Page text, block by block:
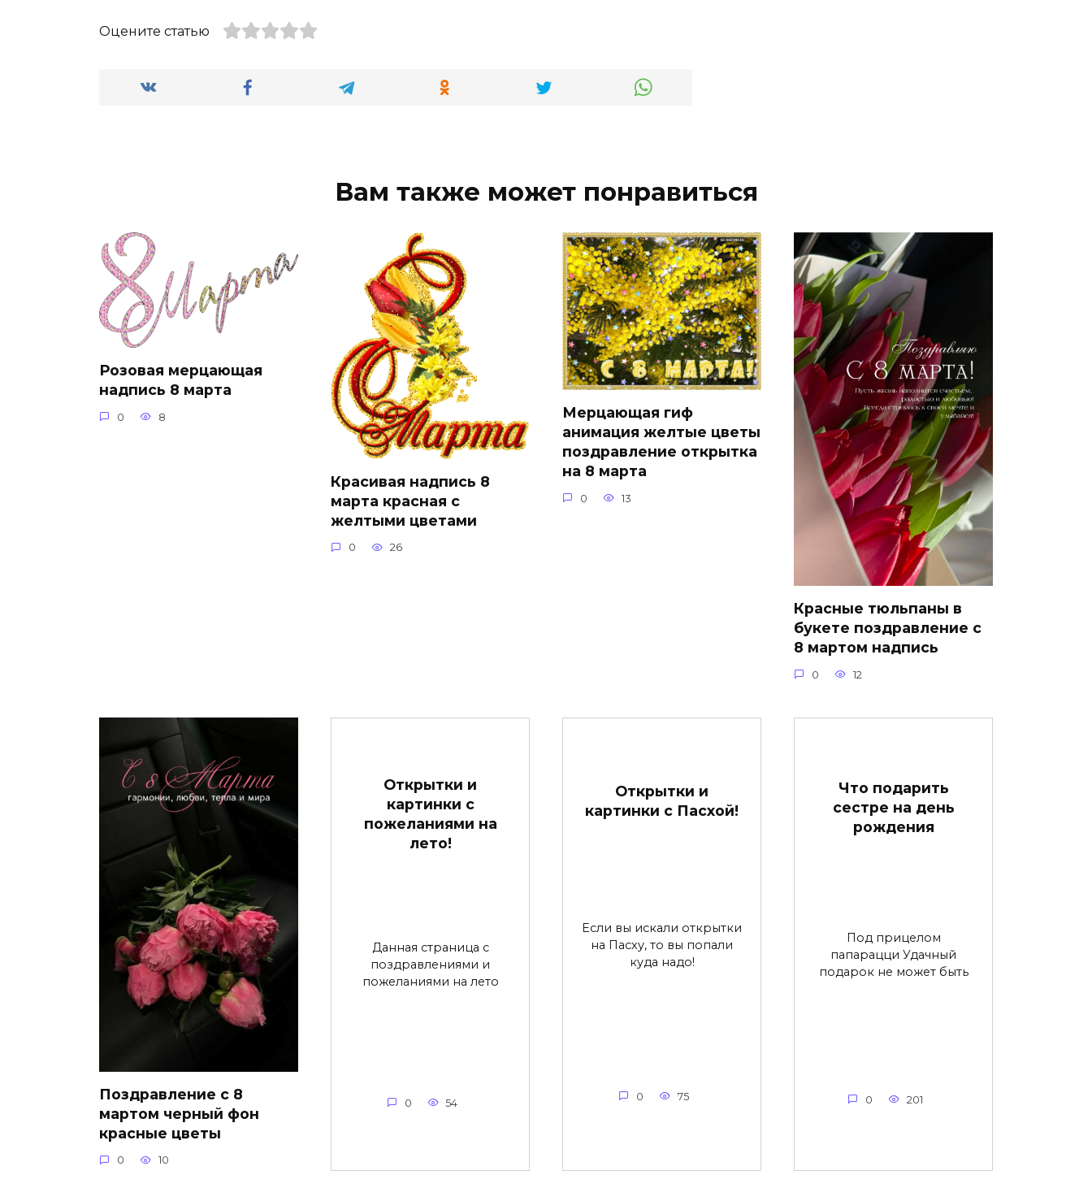
Оцените статью
Вам также может понравиться
Розовая мерцающая
надпись 8 марта
0 8
Красивая надпись 8
марта красная с
желтыми цветами
0 26
Мерцающая гиф
анимация желтые цветы
поздравление открытка
на 8 марта
0 13
Красные тюльпаны в
букете поздравление с
8 мартом надпись
0 12
Поздравление с 8
мартом черный фон
красные цветы
0 10
Открытки и
картинки с
пожеланиями на
лето!
Данная страница с
поздравлениями и
пожеланиями на лето
0 54
Открытки и
картинки c Пасхой!
Если вы искали открытки
на Пасху, то вы попали
куда надо!
0 75
Что подарить
сестре на день
рождения
Под прицелом
папарацци Удачный
подарок не может быть
0 201